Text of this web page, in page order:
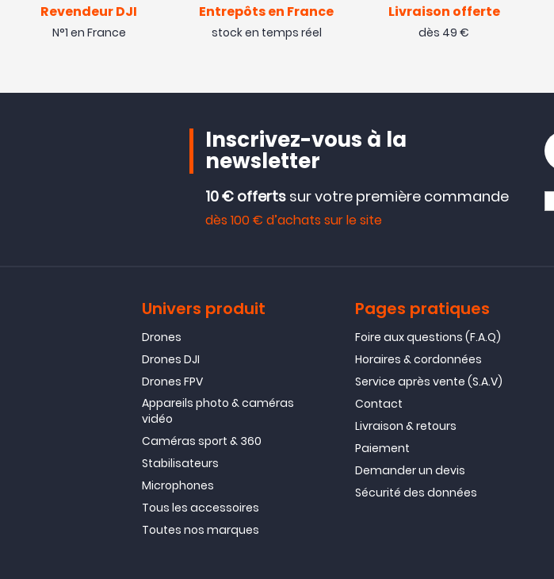
Revendeur DJI
N°1 en France
Entrepôts en France
stock en temps réel
Livraison offerte
dès 49 €
Inscrivez-vous à la
newsletter
10 € offerts sur votre première commande
dès 100 € d’achats sur le site
Univers produit
Drones
Drones DJI
Drones FPV
Appareils photo & caméras
vidéo
Caméras sport & 360
Stabilisateurs
Microphones
Tous les accessoires
Toutes nos marques
Pages pratiques
Foire aux questions (F.A.Q)
Horaires & cordonnées
Service après vente (S.A.V)
Contact
Livraison & retours
Paiement
Demander un devis
Sécurité des données